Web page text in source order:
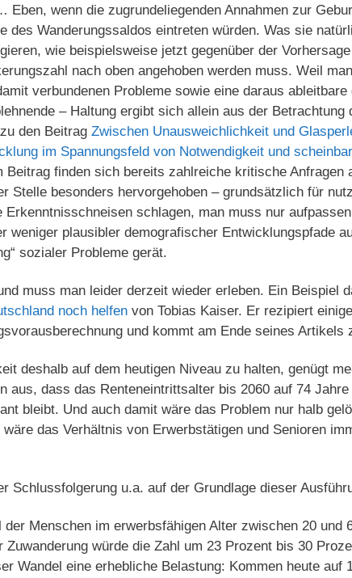
Eben, wenn die zugrundeliegenden Annahmen zur
des Wanderungssaldos eintreten würden. Was sie
wie beispielsweise jetzt gegenüber der
nach oben angehoben werden muss. Weil
verbundenen Probleme sowie eine daraus
– Haltung ergibt sich allein aus der
den Beitrag Zwischen Unausweichlichkeit und
im Spannungsfeld von Notwendigkeit und
Beitrag finden sich bereits zahlreiche kritische Anfragen
Stelle besonders hervorgehoben – grundsätzlich für
Erkenntnisschneisen schlagen, man muss nur
weniger plausibler demografischer Entwicklungspfade
sozialer Probleme gerät.
muss man leider derzeit wieder erleben. Ein Beispiel
noch helfen von Tobias Kaiser. Er rezipiert
und kommt am Ende seines Artikels
deshalb auf dem heutigen Niveau zu halten, genügt
aus, dass das Renteneintrittsalter bis 2060 auf 74
bleibt. Und auch damit wäre das Problem nur halb
das Verhältnis von Erwerbstätigen und Senioren
Schlussfolgerung u.a. auf der Grundlage dieser
Menschen im erwerbsfähigen Alter zwischen 20 und
Zuwanderung würde die Zahl um 23 Prozent bis 30
Wandel eine erhebliche Belastung: Kommen heute auf